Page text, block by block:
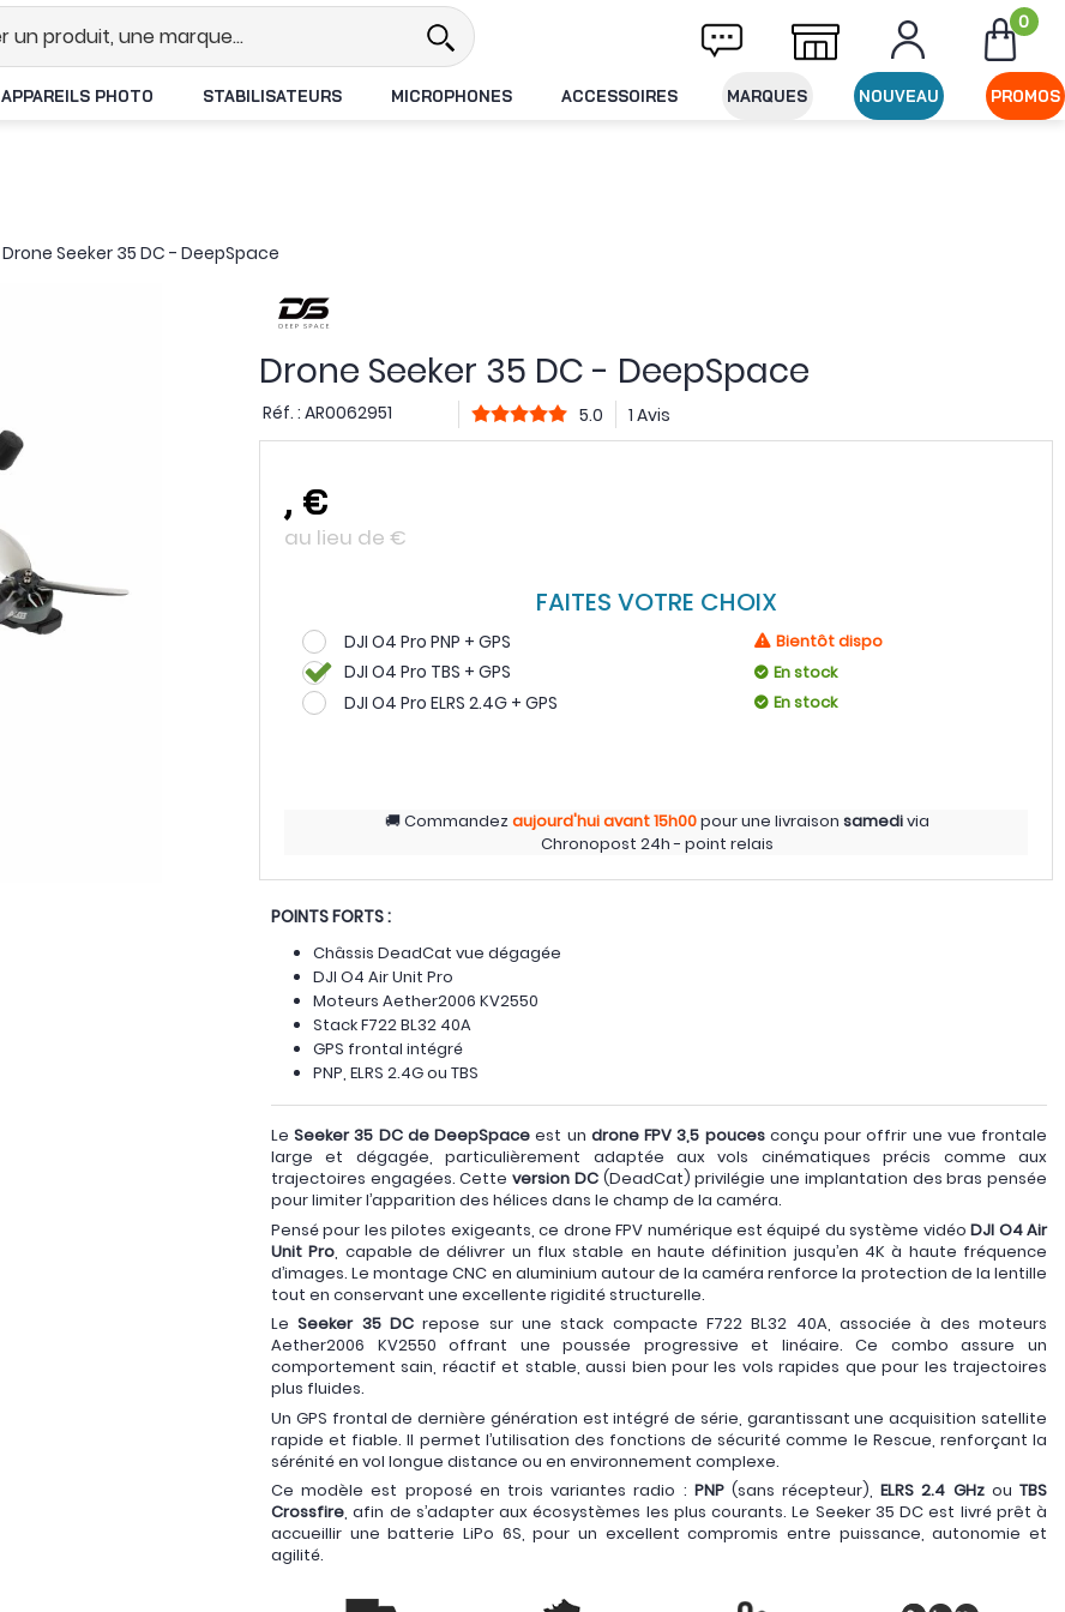
Livraison offerte dès 49€ d'achat 0
APPAREILS PHOTO STABILISATEURS MICROPHONES ACCESSOIRES MARQUES NOUVEAU PROMOS
Drone Seeker 35 DC - DeepSpace
Drone Seeker 35 DC - DeepSpace
Réf. : AR0062951 5.0 1 Avis
, €
au lieu de €
FAITES VOTRE CHOIX
DJI O4 Pro PNP + GPS Bientôt dispo
DJI O4 Pro TBS + GPS En stock
DJI O4 Pro ELRS 2.4G + GPS En stock
Commandezaujourd'huiavant 15h00pour une livraison samedivia
Chronopost 24h - point relais
POINTS FORTS :
Châssis DeadCat vue dégagée
DJI O4 Air Unit Pro
Moteurs Aether2006 KV2550
Stack F722 BL32 40A
GPS frontal intégré
PNP, ELRS 2.4G ou TBS
LeSeeker 35 DC de DeepSpace est un drone FPV 3,5 poucesconçu pour offrir une vue frontale
large et dégagée, particulièrement adaptée aux vols cinématiques précis comme aux
trajectoires engagées. Cetteversion DC(DeadCat) privilégie une implantation des bras pensée
pour limiter l’apparition des hélices dans le champ de la caméra.
Pensé pour les pilotes exigeants, ce drone FPV numérique est équipé du système vidéoDJI O4 Air
Unit Pro, capable de délivrer un flux stable en haute définition jusqu’en 4K à haute fréquence
d’images. Le montage CNC en aluminium autour de la caméra renforce la protection de la lentille
tout en conservant une excellente rigidité structurelle.
LeSeeker 35 DC repose sur une stack compacte F722 BL32 40A, associée à des moteurs
Aether2006 KV2550 offrant une poussée progressive et linéaire. Ce combo assure un
comportement sain, réactif et stable, aussi bien pour les vols rapides que pour les trajectoires
plus fluides.
Un GPS frontal de dernière génération est intégré de série, garantissant une acquisition satellite
rapide et fiable. Il permet l’utilisation des fonctions de sécurité comme le Rescue, renforçant la
sérénité en vol longue distance ou en environnement complexe.
Ce modèle est proposé en trois variantes radio : PNP(sans récepteur),ELRS 2.4 GHzou TBS
Crossfire, afin de s’adapter aux écosystèmes les plus courants. Le Seeker 35 DC est livré prêt à
accueillir une batterie LiPo 6S, pour un excellent compromis entre puissance, autonomie et
agilité.